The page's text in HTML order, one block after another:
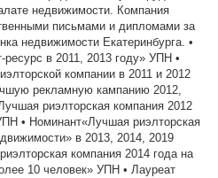
недвижимости. Компания
письмами и дипломами за
недвижимости Екатеринбурга. •
в 2011, 2013 году» УПН •
компании в 2011 и 2012
рекламную кампанию 2012,
риэлторская компания 2012
• Номинант«Лучшая риэлторская
в 2013, 2014, 2019
компания 2014 года на
10 человек» УПН • Лауреат